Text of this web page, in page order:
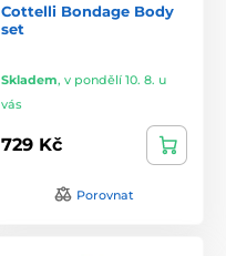
Cottelli Bondage Body
set
Skladem, v pondělí 10. 8. u
vás
729 Kč
Porovnat